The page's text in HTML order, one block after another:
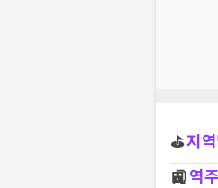
⛳지
🚉역